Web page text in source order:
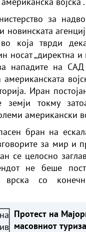
за
новинската
која тврди
носат „директна
нападите на
американската
Иран
земји токму
американски
бран на
за мир и
се целосно
не беше
со
Протест на
масовниот